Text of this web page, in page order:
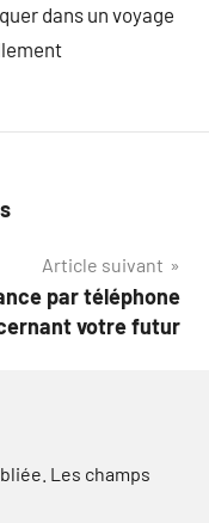
dans un voyage
Article suivant
par téléphone
votre futur
Les champs